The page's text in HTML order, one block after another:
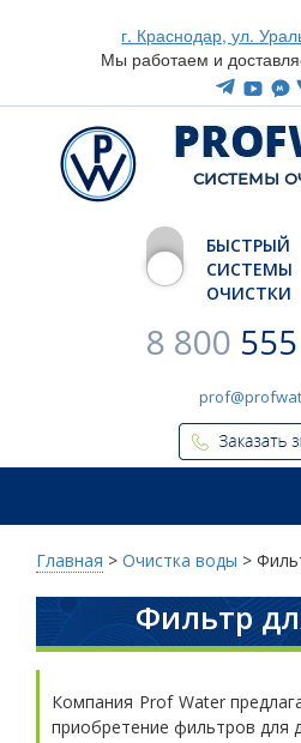
г. Краснодар, ул.
Мы работаем и
CИСТЕМЫ
СИСТЕМЫ
ОЧИСТКИ
8 800
Главная > Очистка воды >
Фильтр
Компания Prof Water
приобретение фильтров для